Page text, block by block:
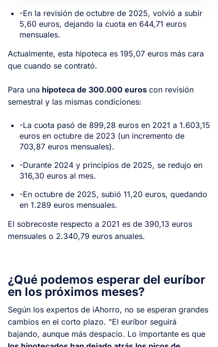
-En la revisión de octubre de 2025, volvió a subir
5,60 euros, dejando la cuota en 644,71 euros
mensuales.
Actualmente, esta hipoteca es 195,07 euros más cara
que cuando se contrató.
Para una hipoteca de 300.000 euros con revisión
semestral y las mismas condiciones:
-La cuota pasó de 899,28 euros en 2021 a 1.603,15
euros en octubre de 2023 (un incremento de
703,87 euros mensuales).
-Durante 2024 y principios de 2025, se redujo en
316,30 euros al mes.
-En octubre de 2025, subió 11,20 euros, quedando
en 1.289 euros mensuales.
El sobrecoste respecto a 2021 es de 390,13 euros
mensuales o 2.340,79 euros anuales.
¿Qué podemos esperar del euríbor
en los próximos meses?
Según los expertos de iAhorro, no se esperan grandes
cambios en el corto plazo. "El euríbor seguirá
bajando, aunque más despacio. Lo importante es que